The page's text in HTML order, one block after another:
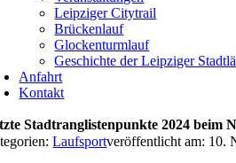
Leipziger Citytrail
Brückenlauf
Glockenturmlauf
Geschichte der Leipziger
Anfahrt
Kontakt
Stadtranglistenpunkte 2024 beim
Laufsportveröffentlicht am: 10.